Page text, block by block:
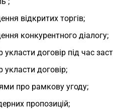
відкритих торгів;
конкурентного діалогу;
договір під час
договір;
про рамкову угоду;
пропозицій;